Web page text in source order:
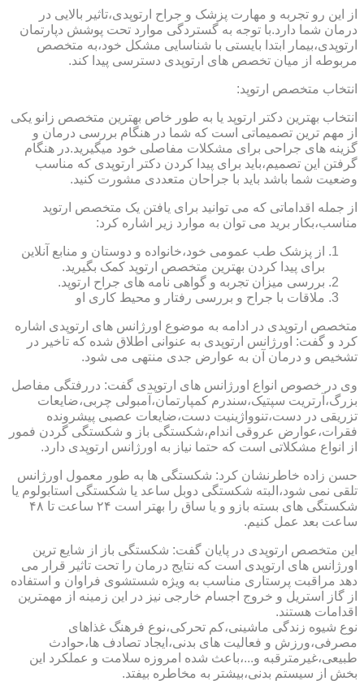
از این رو تجربه و مهارت پزشک و جراح ارتوپدی،تاثیر بالایی در
درمان شما دارد.با توجه به گستردگی موارد تحت پوشش دپارتمان
ارتوپدی،بیمار ابتدا بایستی با شناسایی مشکل خود،به متخصص
مربوطه از میان تخصص های ارتوپدی دسترسی پیدا کند.
انتخاب متخصص ارتوپد:
انتخاب بهترین دکتر ارتوپد یا به طور خاص بهترین متخصص زانو یکی
از مهم ترین تصمیماتی است که شما در هنگام بررسی درمان و
گزینه های جراحی برای مشکلات مفاصلی خود میگیرید.در هنگام
گرفتن این تصمیم،باید برای پیدا کردن دکتر ارتوپدی که مناسب
وضعیت شما باشد باید با جراحان متعددی مشورت کنید.
از جمله اقداماتی که می توانید برای یافتن یک متخصص ارتوپد
مناسب،بکار برید می توان به موارد زیر اشاره کرد:
از پزشک طب عمومی خود،خانواده و دوستان و منابع آنلاین
برای پیدا کردن بهترین متخصص ارتوپد کمک بگیرید.
بررسی میزان تجربه و گواهی نامه های جراح ارتوپد.
ملاقات با جراح و بررسی رفتار و محیط کاری او
متخصص ارتوپدی در ادامه به موضوع اورژانس های ارتوپدی اشاره
کرد و گفت: اورژانس ارتوپدی به عنوانی اطلاق شده که تاخیر در
تشخیص و درمان آن به عوارض جدی منتهی می شود.
وی در خصوص انواع اورژانس های ارتوپدی گفت: دررفتگی مفاصل
بزرگ،آرتریت سپتیک،سندرم کمپارتمان،آمبولی چربی،ضایعات
تزریقی در دست،تنوواژینیت دست،ضایعات عصبی پیشرونده
فقرات،عوارض عروقی اندام،شکستگی باز و شکستگی گردن فمور
از انواع مشکلاتی است که حتما نیاز به اورژانس ارتوپدی دارد.
حسن زاده خاطرنشان کرد: شکستگی ها به طور معمول اورژانس
تلقی نمی شود،البته شکستگی دوبل ساعد یا شکستگی استابولوم یا
شکستگی های بسته بازو و یا ساق را بهتر است ۲۴ ساعت تا ۴۸
ساعت بعد عمل کنیم.
این متخصص ارتوپدی در پایان گفت: شکستگی باز از شایع ترین
اورژانس های ارتوپدی است که نتایج درمان را تحت تاثیر قرار می
دهد مراقبت پرستاری مناسب به ویژه شستشوی فراوان و استفاده
از گاز استریل و خروج اجسام خارجی نیز در این زمینه از مهمترین
اقدامات هستند.
نوع شیوه زندگی ماشینی،کم تحرکی،نوع فرهنگ غذاهای
مصرفی،ورزش و فعالیت های بدنی،ایجاد تصادف ها،حوادث
طبیعی،غیرمترقبه و...،باعث شده امروزه سلامت و عملکرد این
بخش از سیستم بدنی،بیشتر به مخاطره بیفتد.